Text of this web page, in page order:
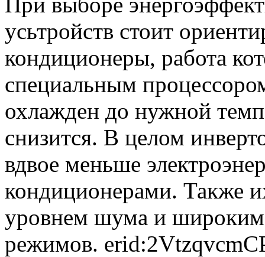
усьтройств стоит
кондиционеры, работа
специальным
охлажден до нужной
снизится. В целом
вдвое меньше
кондиционерами. Также
уровнем шума и
режимов.